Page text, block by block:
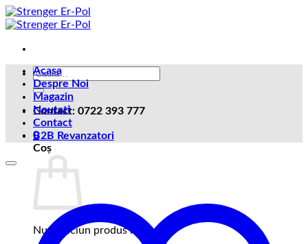
Skip
to
Caută
după:
Contact: 0722 393 777
0
Coș
Nu ai niciun produs în coș.
Acasa
Despre Noi
Magazin
Noutati
Contact
B2B Revanzatori